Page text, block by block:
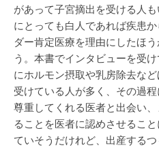
があって子宮摘出を受ける人
にとっても白人であれば疾患
ダー肯定医療を理由にしたほ
う。本書でインタビューを受
にホルモン摂取や乳房除去な
受けている人が多く、その過
尊重してくれる医者と出会い
ることを医者に認めさせるこ
ていそうだけれど、出産する